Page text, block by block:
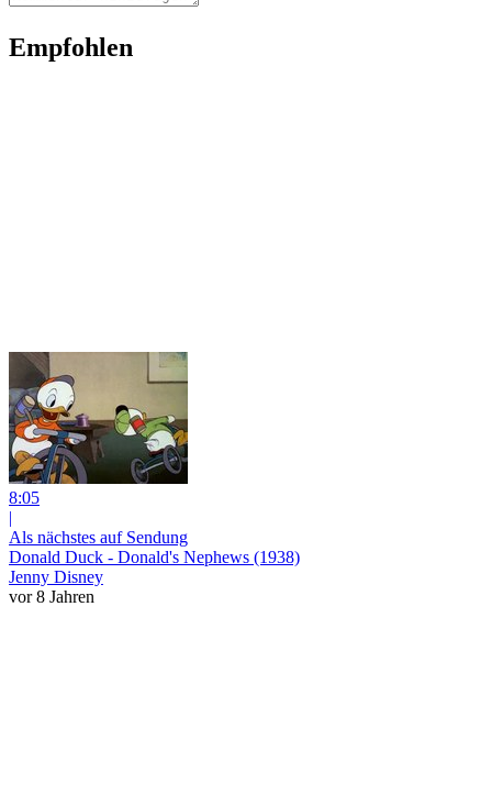
Empfohlen
8:05
|
Als nächstes auf Sendung
Donald Duck - Donald's Nephews (1938)
Jenny Disney
vor 8 Jahren